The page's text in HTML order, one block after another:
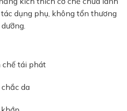
dụng phụ, không tổn thương
chế tái phát
da